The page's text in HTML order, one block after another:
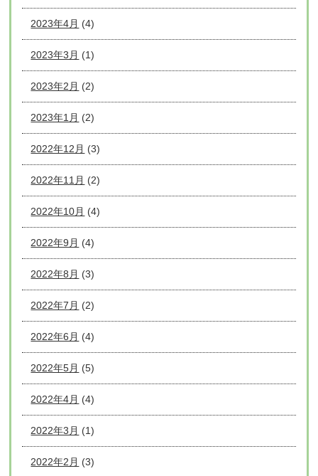
2023年4月 (4)
2023年3月 (1)
2023年2月 (2)
2023年1月 (2)
2022年12月 (3)
2022年11月 (2)
2022年10月 (4)
2022年9月 (4)
2022年8月 (3)
2022年7月 (2)
2022年6月 (4)
2022年5月 (5)
2022年4月 (4)
2022年3月 (1)
2022年2月 (3)